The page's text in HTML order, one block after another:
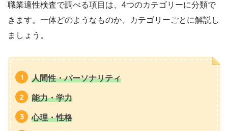
職業適性検査で調べる項目は、4つのカテゴリーに分類で
きます。一体どのようなものか、カテゴリーごとに解説し
ましょう。
人間性・パーソナリティ
能力・学力
心理・性格